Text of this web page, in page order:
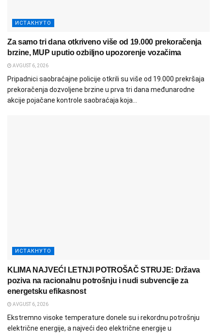
ИСТАКНУТО
Za samo tri dana otkriveno više od 19.000 prekoračenja
brzine, MUP uputio ozbiljno upozorenje vozačima
AVGUST 6, 2026
Pripadnici saobraćajne policije otkrili su više od 19.000 prekršaja
prekoračenja dozvoljene brzine u prva tri dana međunarodne
akcije pojačane kontrole saobraćaja koja...
ИСТАКНУТО
KLIMA NAJVEĆI LETNJI POTROŠAČ STRUJE: Država
poziva na racionalnu potrošnju i nudi subvencije za
energetsku efikasnost
AVGUST 6, 2026
Ekstremno visoke temperature donele su i rekordnu potrošnju
električne energije, a najveći deo električne energije u